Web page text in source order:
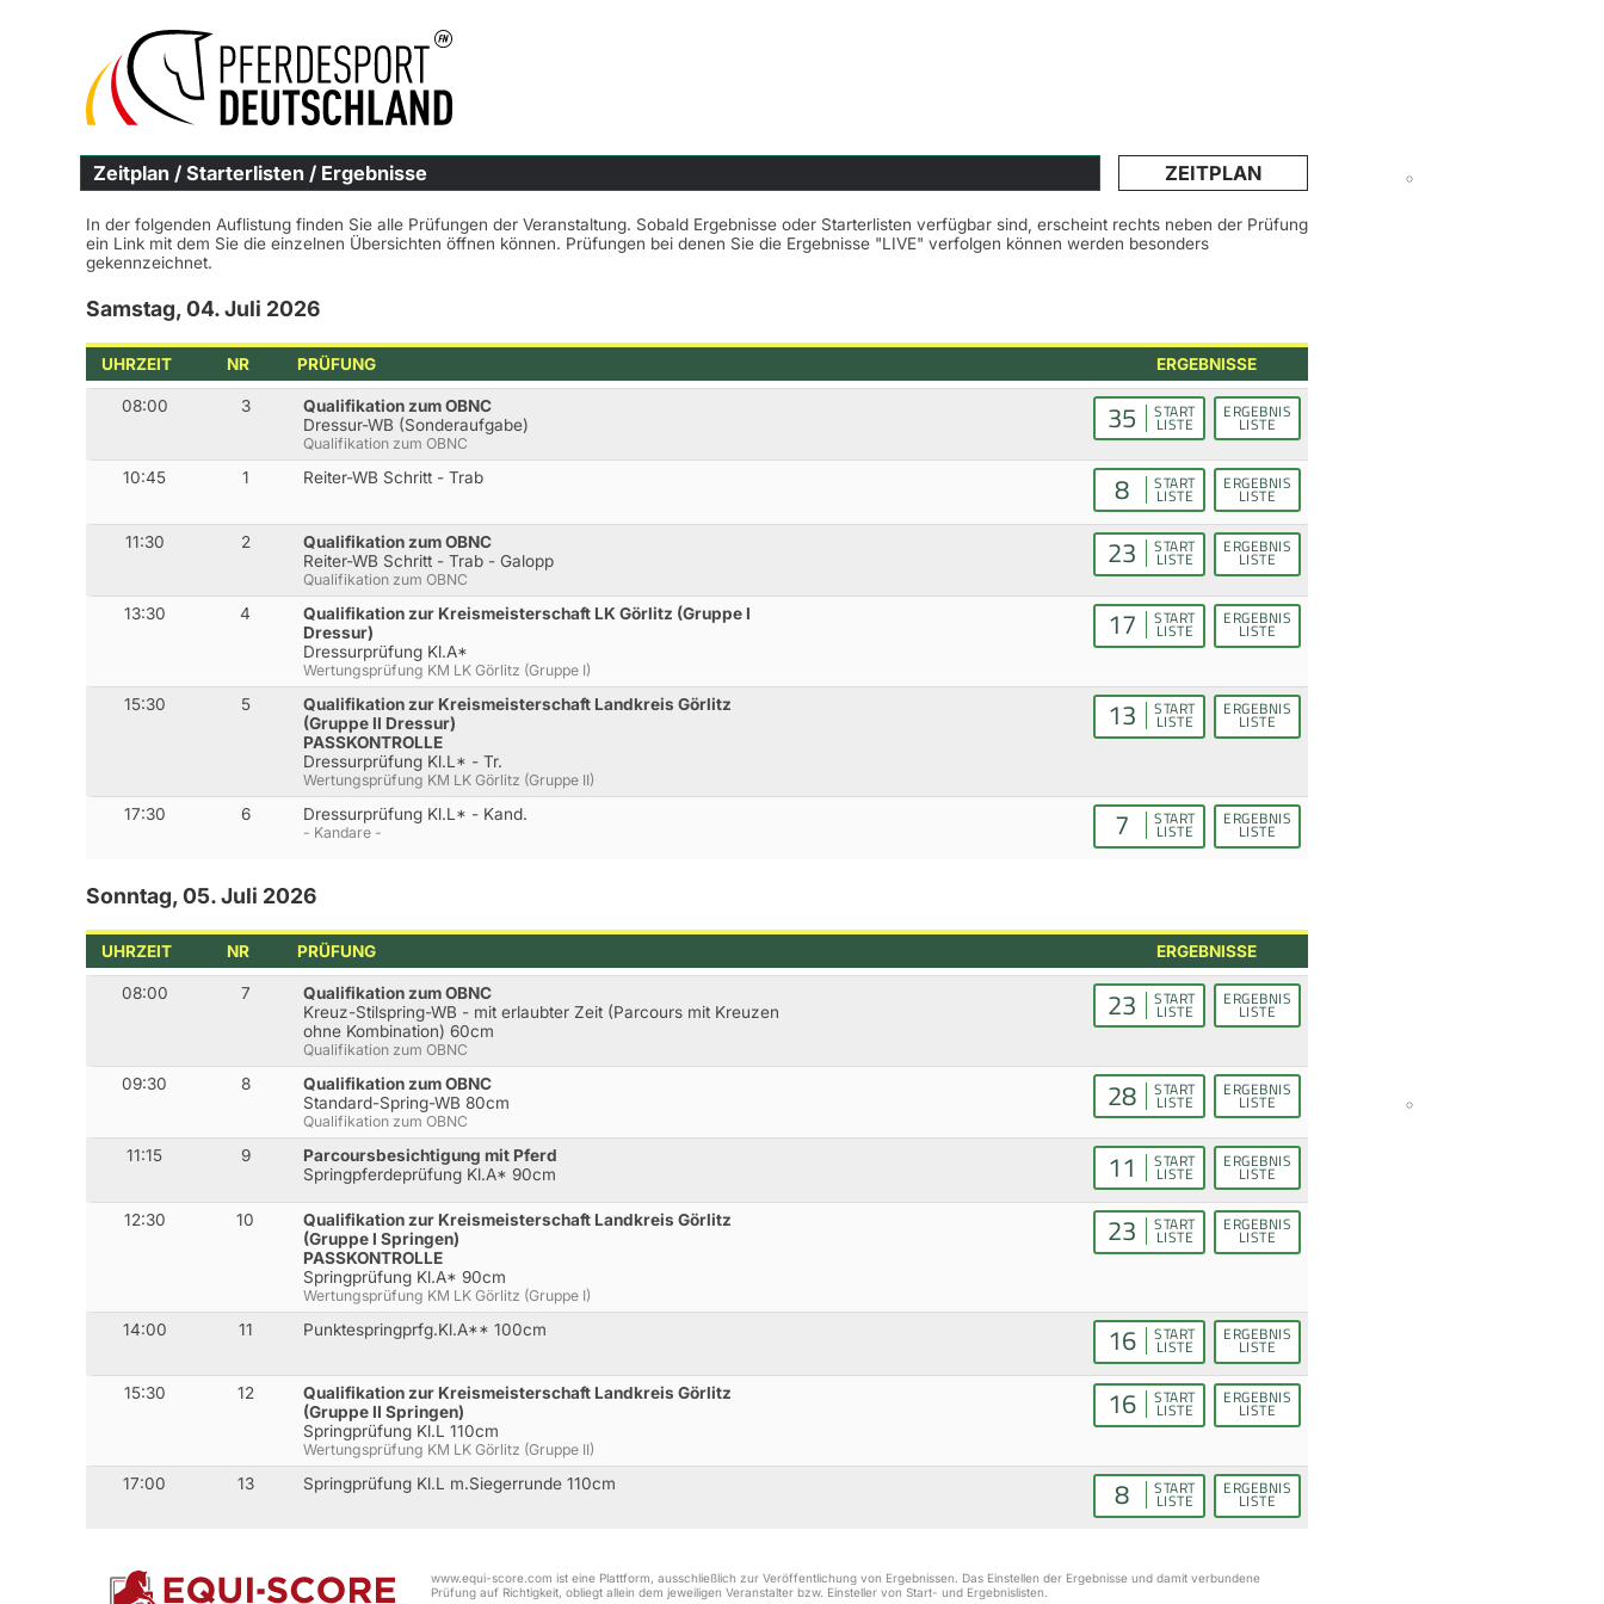
Zeitplan / Starterlisten / Ergebnisse ZEITPLAN
In der folgenden Auflistung finden Sie alle Prüfungen der Veranstaltung. Sobald Ergebnisse oder Starterlisten verfügbar sind, erscheint rechts neben der Prüfung
ein Link mit dem Sie die einzelnen Übersichten öffnen können. Prüfungen bei denen Sie die Ergebnisse "LIVE" verfolgen können werden besonders
gekennzeichnet.
Samstag, 04. Juli 2026
UHRZEIT NR PRÜFUNG ERGEBNISSE
08:00 3
Qualifikation zum OBNC
Dressur-WB (Sonderaufgabe)
Qualifikation zum OBNC
35 START
LISTE
ERGEBNIS
LISTE
10:45 1 Reiter-WB Schritt - Trab 8 START
LISTE
ERGEBNIS
LISTE
11:30 2
Qualifikation zum OBNC
Reiter-WB Schritt - Trab - Galopp
Qualifikation zum OBNC
23 START
LISTE
ERGEBNIS
LISTE
13:30 4
Qualifikation zur Kreismeisterschaft LK Görlitz (Gruppe I
Dressur)
Dressurprüfung Kl.A*
Wertungsprüfung KM LK Görlitz (Gruppe I)
17 START
LISTE
ERGEBNIS
LISTE
15:30 5
Qualifikation zur Kreismeisterschaft Landkreis Görlitz
(Gruppe II Dressur)
PASSKONTROLLE
Dressurprüfung Kl.L* - Tr.
Wertungsprüfung KM LK Görlitz (Gruppe II)
13 START
LISTE
ERGEBNIS
LISTE
17:30 6 Dressurprüfung Kl.L* - Kand.
- Kandare - 7 START
LISTE
ERGEBNIS
LISTE
Sonntag, 05. Juli 2026
UHRZEIT NR PRÜFUNG ERGEBNISSE
08:00 7
Qualifikation zum OBNC
Kreuz-Stilspring-WB - mit erlaubter Zeit (Parcours mit Kreuzen
ohne Kombination) 60cm
Qualifikation zum OBNC
23 START
LISTE
ERGEBNIS
LISTE
09:30 8
Qualifikation zum OBNC
Standard-Spring-WB 80cm
Qualifikation zum OBNC
28 START
LISTE
ERGEBNIS
LISTE
11:15 9
Parcoursbesichtigung mit Pferd
Springpferdeprüfung Kl.A* 90cm
11 START
LISTE
ERGEBNIS
LISTE
12:30 10
Qualifikation zur Kreismeisterschaft Landkreis Görlitz
(Gruppe I Springen)
PASSKONTROLLE
Springprüfung Kl.A* 90cm
Wertungsprüfung KM LK Görlitz (Gruppe I)
23 START
LISTE
ERGEBNIS
LISTE
14:00 11 Punktespringprfg.Kl.A** 100cm 16 START
LISTE
ERGEBNIS
LISTE
15:30 12
Qualifikation zur Kreismeisterschaft Landkreis Görlitz
(Gruppe II Springen)
Springprüfung Kl.L 110cm
Wertungsprüfung KM LK Görlitz (Gruppe II)
16 START
LISTE
ERGEBNIS
LISTE
17:00 13 Springprüfung Kl.L m.Siegerrunde 110cm 8 START
LISTE
ERGEBNIS
LISTE
www.equi-score.com ist eine Plattform, ausschließlich zur Veröffentlichung von Ergebnissen. Das Einstellen der Ergebnisse und damit verbundene
Prüfung auf Richtigkeit, obliegt allein dem jeweiligen Veranstalter bzw. Einsteller von Start- und Ergebnislisten.